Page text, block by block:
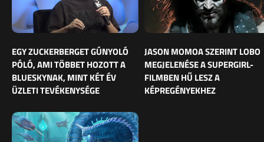
EGY ZUCKERBERGET GÚNYOLÓ
PÓLÓ, AMI TÖBBET HOZOTT A
BLUESKYNAK, MINT KÉT ÉV
ÜZLETI TEVÉKENYSÉGE
JASON MOMOA SZERINT LOBO
MEGJELENÉSE A SUPERGIRL-
FILMBEN HŰ LESZ A
KÉPREGÉNYEKHEZ